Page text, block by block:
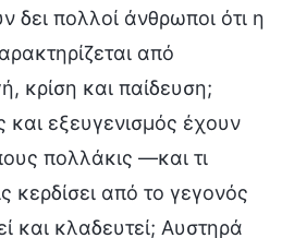
πολλοί άνθρωποι ότι η
από
κρίση και παίδευση;
και εξευγενισμός έχουν
πολλάκις —και τι
κερδίσει από το γεγονός
και κλαδευτεί; Αυστηρά